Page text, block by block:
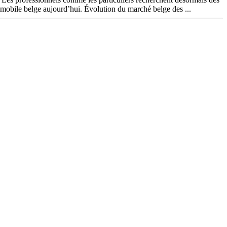
belge aujourd’hui. Évolution du marché belge des ...